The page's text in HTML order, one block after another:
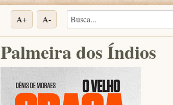
A+ A-
Palmeira dos Índios